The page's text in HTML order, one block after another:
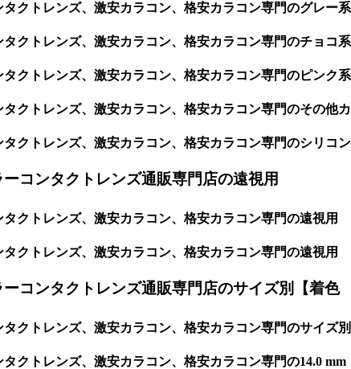
クトレンズ、激安カラコン、格安カラコン専門のグレー系
クトレンズ、激安カラコン、格安カラコン専門のチョコ系
クトレンズ、激安カラコン、格安カラコン専門のピンク系
クトレンズ、激安カラコン、格安カラコン専門のその他カ
クトレンズ、激安カラコン、格安カラコン専門のシリコン
コンタクトレンズ通販専門店の遠視用
クトレンズ、激安カラコン、格安カラコン専門の遠視用
クトレンズ、激安カラコン、格安カラコン専門の遠視用
コンタクトレンズ通販専門店のサイズ別【着色
クトレンズ、激安カラコン、格安カラコン専門のサイズ別
クトレンズ、激安カラコン、格安カラコン専門の14.0 mm